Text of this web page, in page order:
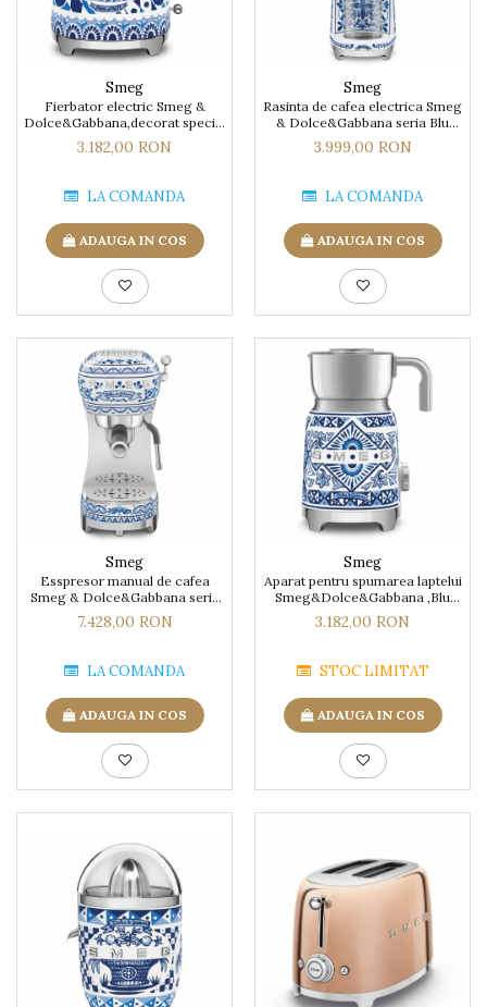
Smeg
Fierbator electric Smeg &
Dolce&Gabbana,decorat special
Blu Mediterraneo
3.182,00 RON
LA COMANDA
ADAUGA IN COS
Smeg
Rasinta de cafea electrica Smeg
& Dolce&Gabbana seria Blu
Mediterraneo
3.999,00 RON
LA COMANDA
ADAUGA IN COS
Smeg
Esspresor manual de cafea
Smeg & Dolce&Gabbana seria
Blu Mediterraneo
7.428,00 RON
LA COMANDA
ADAUGA IN COS
Smeg
Aparat pentru spumarea laptelui
Smeg&Dolce&Gabbana ,Blu
Mediterraneo
3.182,00 RON
STOC LIMITAT
ADAUGA IN COS